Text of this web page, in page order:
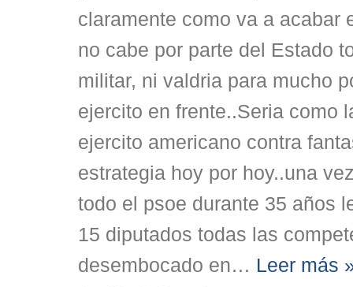
claramente como va a acabar
no cabe por parte del Estado
militar, ni valdria para mucho
ejercito en frente..Seria como
ejercito americano contra
estrategia hoy por hoy..una
todo el psoe durante 35 años
15 diputados todas las
desembocado en… Leer más